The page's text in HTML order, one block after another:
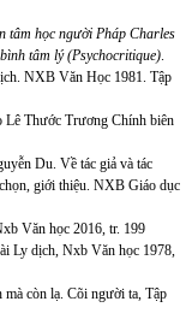
tâm học người Pháp Charles
tâm lý (Psychocritique).
NXB Văn Học 1981. Tập
Lê Thước Trương Chính biên
Du. Về tác giả và tác
giới thiệu. NXB Giáo dục
Văn học 2016, tr. 199
Ly dịch, Nxb Văn học 1978,
còn lạ. Cõi người ta, Tập